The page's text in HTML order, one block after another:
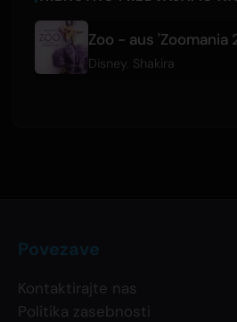
Zoo - aus 'Zoomania
Disney, Shakira
Povezave
Kontaktirajte nas
Politika zasebnosti